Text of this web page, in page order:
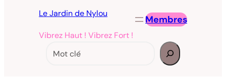
Le Jardin de Nylou
Vibrez Haut ! Vibrez Fort !
Membres
Rechercher